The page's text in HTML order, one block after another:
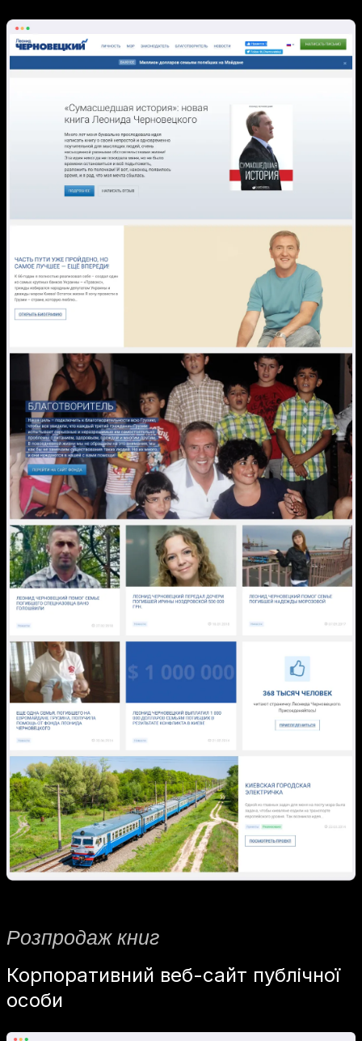
Розпродаж книг
Корпоративний веб-сайт публічної
особи